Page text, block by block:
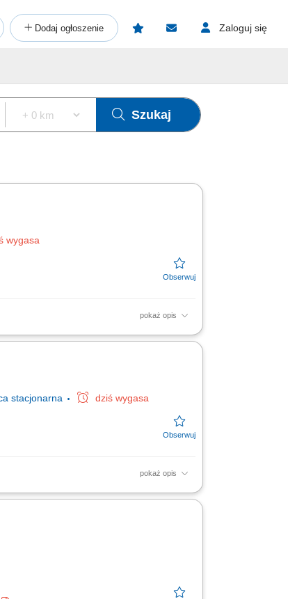
Dodaj ogłoszenie Zaloguj się
Szukaj
wygasa
pokaż opis
oraz realizowanie płatności przy
stacjonarna dziś wygasa
pokaż opis
porządek w miejscu pracy Pomoc w